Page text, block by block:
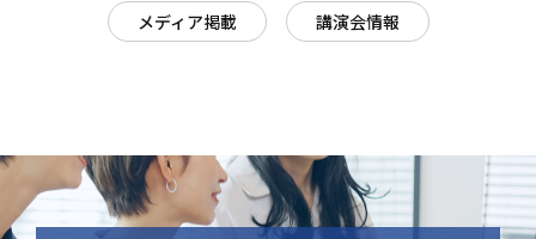
メディア掲載 講演会情報